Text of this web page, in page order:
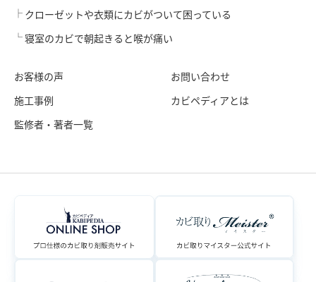
クローゼットや衣類にカビがついて困っている
寝室のカビで朝起きると喉が痛い
お客様の声
施工事例
監修者・著者一覧
お問い合わせ
カビペディアとは